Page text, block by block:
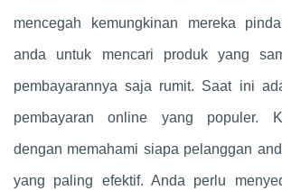
mencegah kemungkinan mereka
anda untuk mencari produk yang
pembayarannya saja rumit. Saat ini
pembayaran online yang populer.
dengan memahami siapa pelanggan
yang paling efektif. Anda perlu